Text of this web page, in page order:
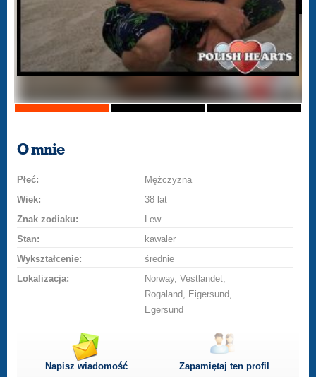
O mnie
Płeć:
Mężczyzna
Wiek:
38 lat
Znak zodiaku:
Lew
Stan:
kawaler
Wykształcenie:
średnie
Lokalizacja:
Norway, Vestlandet,
Rogaland, Eigersund,
Egersund
Napisz wiadomość Zapamiętaj ten profil